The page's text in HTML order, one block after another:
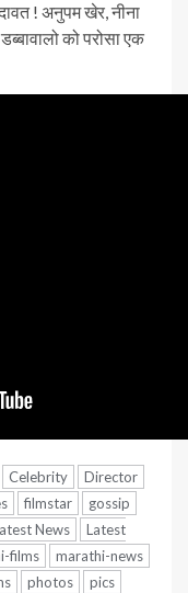
! अनुपम खेर, नीना
को परोसा एक
Celebrity
Director
filmstar
gossip
News
Latest
films
marathi-news
photos
pics